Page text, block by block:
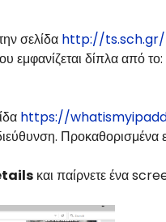
σελίδα http://
εμφανίζεται δίπλα από το:
https://
Προκαθορισμένα
και παίρνετε ένα